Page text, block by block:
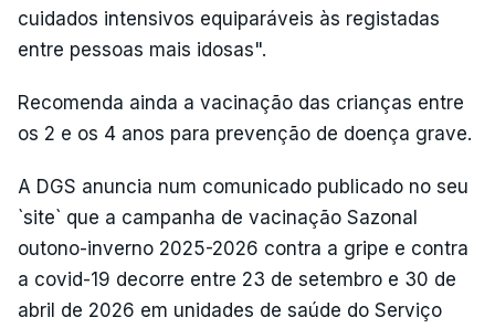
cuidados intensivos equiparáveis às registadas
entre pessoas mais idosas".
Recomenda ainda a vacinação das crianças entre
os 2 e os 4 anos para prevenção de doença grave.
A DGS anuncia num comunicado publicado no seu
`site` que a campanha de vacinação Sazonal
outono-inverno 2025-2026 contra a gripe e contra
a covid-19 decorre entre 23 de setembro e 30 de
abril de 2026 em unidades de saúde do Serviço